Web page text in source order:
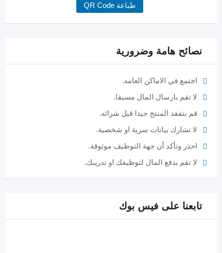
طباعة QR Code
نصائح هامة وضرورية
اجتمع في الاماكن العامه.
لا تقم بارسال المال مسبقا.
قم بتفقد المنتج جيدا قبل شرائه.
لا تشارك بيانات سرية او شخصية.
احذر وتأكد أن جهة التوظيف موثوقة.
لا تقم بدفع المال لتوظيفك او تدريبك.
تابعنا على فيس بوك